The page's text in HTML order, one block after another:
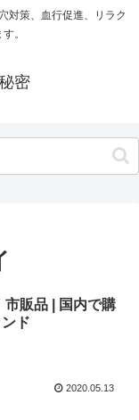
対策、血行促進、リラク
。
密
市販品 | 国内で購
ド
2020.05.13